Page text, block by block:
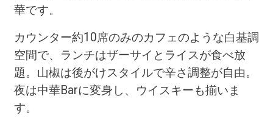
華です。
カウンター約10席のみのカフェのような白基調
空間で、ランチはザーサイとライスが食べ放
題。山椒は後がけスタイルで辛さ調整が自由。
夜は中華Barに変身し、ウイスキーも揃いま
す。